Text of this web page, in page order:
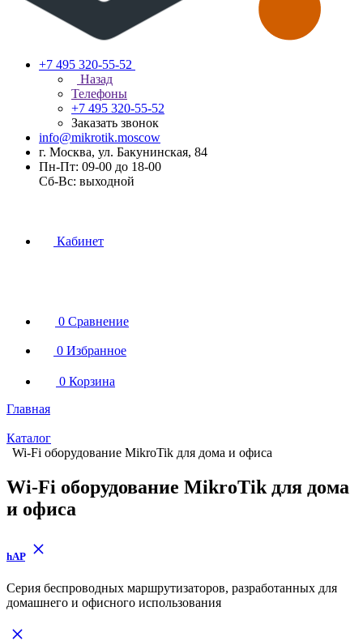
+7 495 320-55-52
Назад
Телефоны
+7 495 320-55-52
Заказать звонок
info@mikrotik.moscow
г. Москва, ул. Бакунинская, 84
Пн-Пт: 09-00 до 18-00
Сб-Вс: выходной
Кабинет
0 Сравнение
0 Избранное
0 Корзина
Главная
Каталог
Wi-Fi оборудование MikroTik для дома и офиса
Wi-Fi оборудование MikroTik для дома
и офиса
hAP
Серия беспроводных маршрутизаторов, разработанных для
домашнего и офисного использования